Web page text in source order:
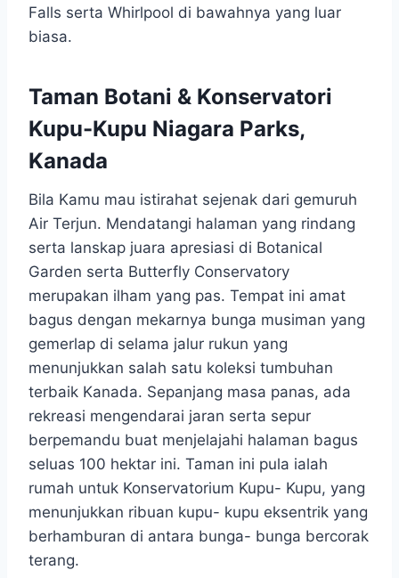
Falls serta Whirlpool di bawahnya yang luar
biasa.
Taman Botani & Konservatori
Kupu-Kupu Niagara Parks,
Kanada
Bila Kamu mau istirahat sejenak dari gemuruh
Air Terjun. Mendatangi halaman yang rindang
serta lanskap juara apresiasi di Botanical
Garden serta Butterfly Conservatory
merupakan ilham yang pas. Tempat ini amat
bagus dengan mekarnya bunga musiman yang
gemerlap di selama jalur rukun yang
menunjukkan salah satu koleksi tumbuhan
terbaik Kanada. Sepanjang masa panas, ada
rekreasi mengendarai jaran serta sepur
berpemandu buat menjelajahi halaman bagus
seluas 100 hektar ini. Taman ini pula ialah
rumah untuk Konservatorium Kupu- Kupu, yang
menunjukkan ribuan kupu- kupu eksentrik yang
berhamburan di antara bunga- bunga bercorak
terang.